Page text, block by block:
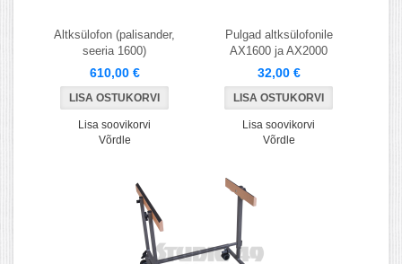
Altksülofon (palisander,
seeria 1600)
610,00 €
Lisa soovikorvi
Võrdle
Pulgad altksülofonile
AX1600 ja AX2000
32,00 €
Lisa soovikorvi
Võrdle